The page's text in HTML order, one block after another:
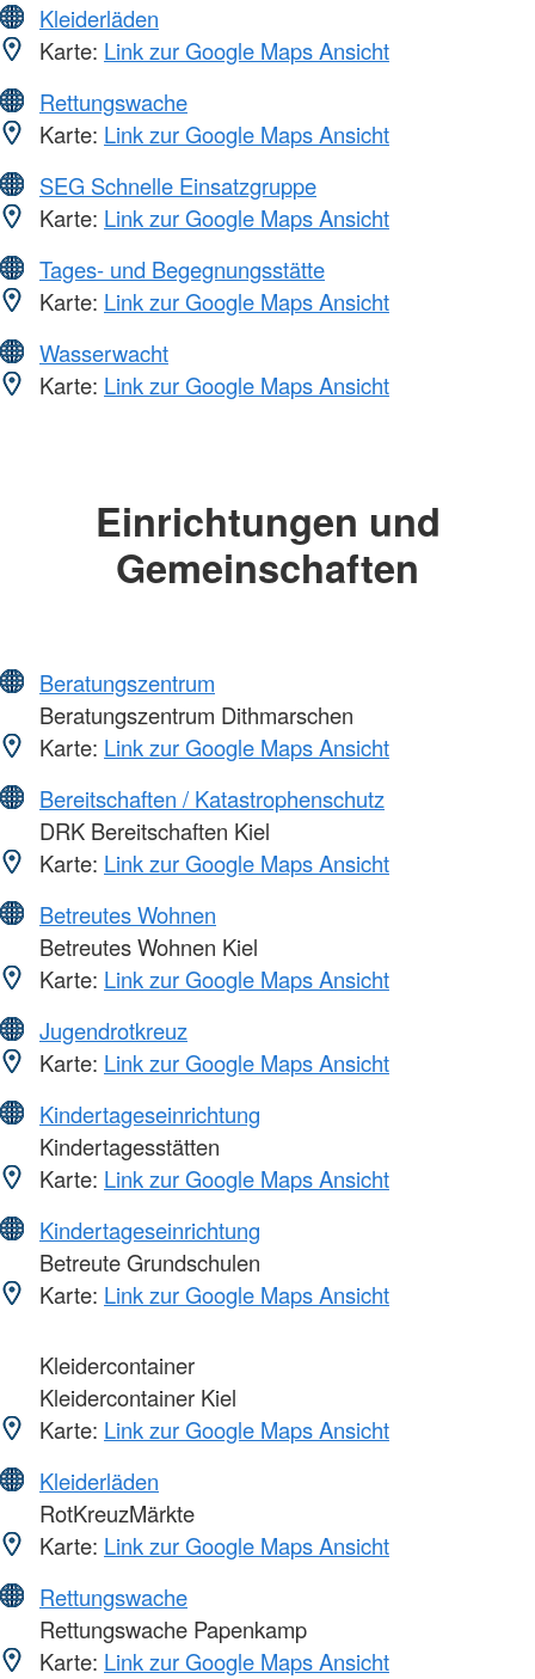
Kleiderläden
Karte: Link zur Google Maps Ansicht
Rettungswache
Karte: Link zur Google Maps Ansicht
SEG Schnelle Einsatzgruppe
Karte: Link zur Google Maps Ansicht
Tages- und Begegnungsstätte
Karte: Link zur Google Maps Ansicht
Wasserwacht
Karte: Link zur Google Maps Ansicht
Einrichtungen und
Gemeinschaften
Beratungszentrum
Beratungszentrum Dithmarschen
Karte: Link zur Google Maps Ansicht
Bereitschaften / Katastrophenschutz
DRK Bereitschaften Kiel
Karte: Link zur Google Maps Ansicht
Betreutes Wohnen
Betreutes Wohnen Kiel
Karte: Link zur Google Maps Ansicht
Jugendrotkreuz
Karte: Link zur Google Maps Ansicht
Kindertageseinrichtung
Kindertagesstätten
Karte: Link zur Google Maps Ansicht
Kindertageseinrichtung
Betreute Grundschulen
Karte: Link zur Google Maps Ansicht
Kleidercontainer
Kleidercontainer Kiel
Karte: Link zur Google Maps Ansicht
Kleiderläden
RotKreuzMärkte
Karte: Link zur Google Maps Ansicht
Rettungswache
Rettungswache Papenkamp
Karte: Link zur Google Maps Ansicht